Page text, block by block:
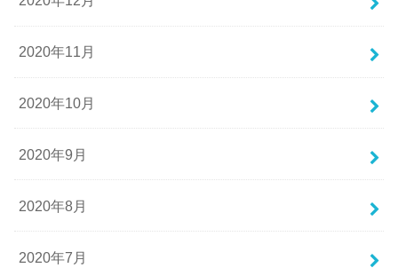
2020年11月
2020年10月
2020年9月
2020年8月
2020年7月